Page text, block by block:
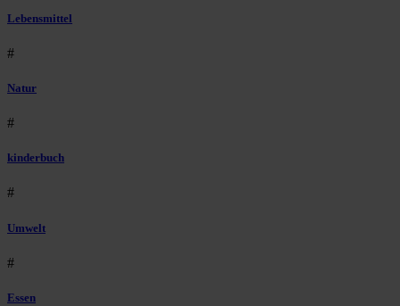
Lebensmittel
#
Natur
#
kinderbuch
#
Umwelt
#
Essen